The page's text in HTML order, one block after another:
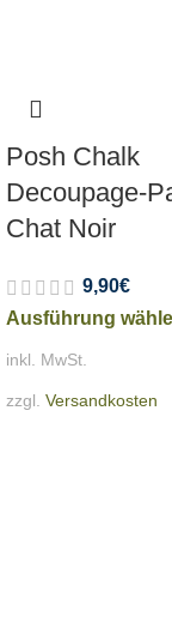
Posh Chalk
Decoupage-
Chat Noir
9,90€
Ausführung
inkl. MwSt.
zzgl. Versandkosten